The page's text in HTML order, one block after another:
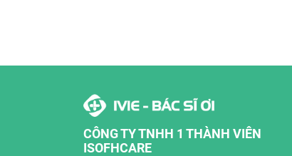
CÔNG TY TNHH 1 THÀNH VIÊN
ISOFHCARE